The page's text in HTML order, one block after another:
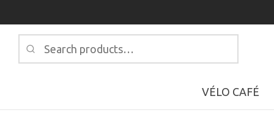
Search
for:
VÉLO CAFÉ